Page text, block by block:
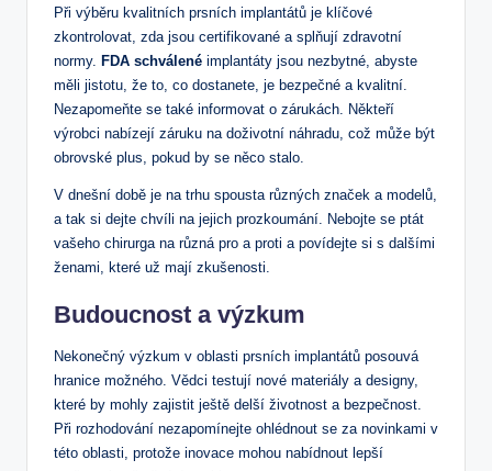
Při výběru kvalitních prsních implantátů je klíčové
zkontrolovat, zda jsou certifikované a splňují zdravotní
normy. FDA schválené implantáty jsou nezbytné, abyste
měli jistotu, že to, co dostanete, je bezpečné a kvalitní.
Nezapomeňte se také informovat o zárukách. Někteří
výrobci nabízejí záruku na doživotní náhradu, což může být
obrovské plus, pokud by se něco stalo.
V dnešní době je na trhu spousta různých značek a modelů,
a tak si dejte chvíli na jejich prozkoumání. Nebojte se ptát
vašeho chirurga na různá pro a proti a povídejte si s dalšími
ženami, které už mají zkušenosti.
Budoucnost a výzkum
Nekonečný výzkum v oblasti prsních implantátů posouvá
hranice možného. Vědci testují nové materiály a designy,
které by mohly zajistit ještě delší životnost a bezpečnost.
Při rozhodování nezapomínejte ohlédnout se za novinkami v
této oblasti, protože inovace mohou nabídnout lepší